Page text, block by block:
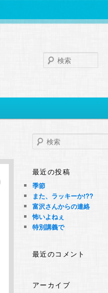
検
索
最近の投稿
季節
また、ラッキーか!??
富沢さんからの連絡
怖いよねぇ
特別講義で
最近のコメント
アーカイブ